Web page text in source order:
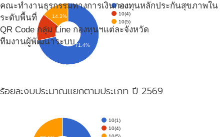
คณะทำงานธุรกรรมทางการเงินกองทุนหลักประกันสุขภาพใน
ระดับพื้นที่
QR Code กลุ่ม Line กองทุนฯแต่ละจังหวัด
ทีมงานผู้พัฒนาระบบ
10(1)
10(4)
10(5)
14.3%
71.4%
ร้อยละงบประมาณแยกตามประเภท ปี 2569
10(1)
10(4)